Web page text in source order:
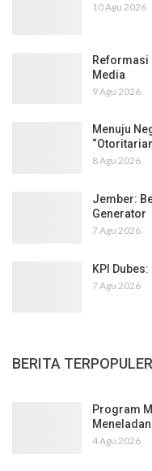
10 Agu 2026
Reformasi
Media
9 Agu 2026
Menuju
8 Agu 2026
Jember:
Generator
7 Agu 2026
KPI
7 Agu 2026
BERITA TERPOPULER
Program
4 Agu 2026